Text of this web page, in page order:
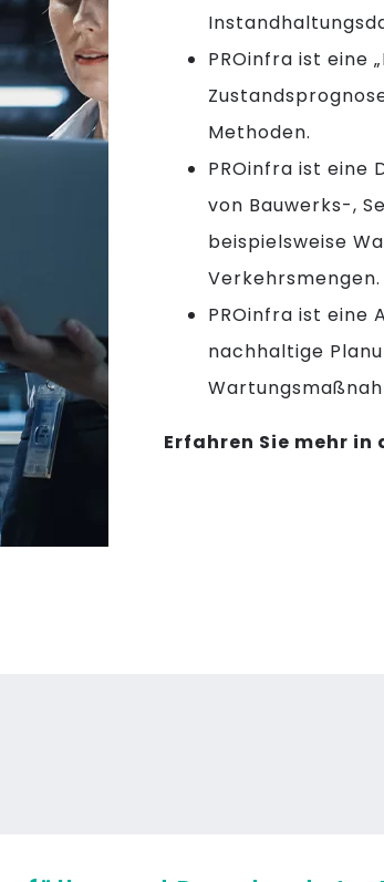
PROinfra ist eine
Methoden.
PROinfra ist
von Bauwerks-,
beispielsweise
Verkehrsmengen.
PROinfra ist eine
nachhaltige
Erfahren Sie mehr in